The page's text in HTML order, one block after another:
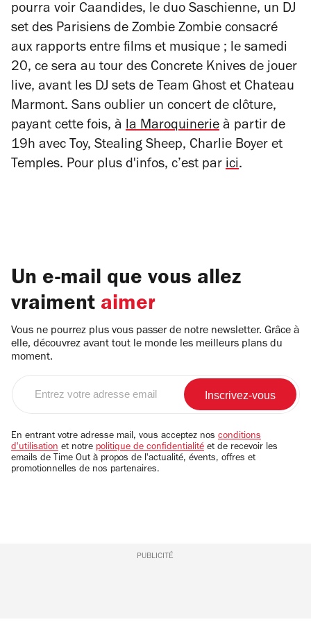
pourra voir Caandides, le duo Saschienne, un DJ
set des Parisiens de Zombie Zombie consacré
aux rapports entre films et musique ; le samedi
20, ce sera au tour des Concrete Knives de jouer
live, avant les DJ sets de Team Ghost et Chateau
Marmont. Sans oublier un concert de clôture,
payant cette fois, à la Maroquinerie à partir de
19h avec Toy, Stealing Sheep, Charlie Boyer et
Temples. Pour plus d'infos, c’est par ici.
Un e-mail que vous allez
vraiment aimer
Vous ne pourrez plus vous passer de notre newsletter. Grâce à
elle, découvrez avant tout le monde les meilleurs plans du
moment.
email
En entrant votre adresse mail, vous acceptez nos conditions
d'utilisation et notre politique de confidentialité et de recevoir les
emails de Time Out à propos de l'actualité, évents, offres et
promotionnelles de nos partenaires.
PUBLICITÉ